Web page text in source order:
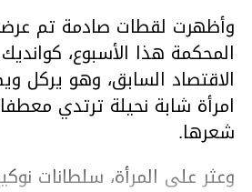
وأظهرت لقطات صادمة تم
المحكمة هذا الأسبوع،
الاقتصاد السابق، وهو يركل
امرأة شابة نحيلة ترتدي
شعرها.
وعثر على المرأة، سلطانات